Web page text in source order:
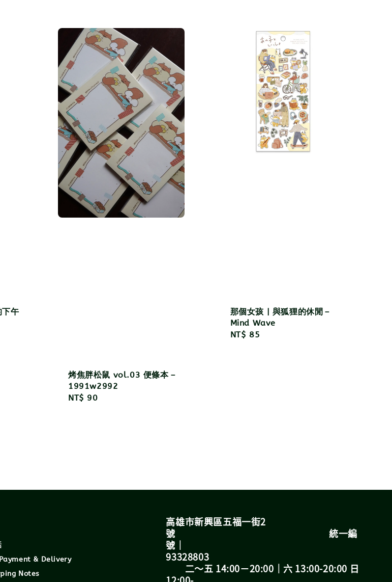
下午
烤焦胖松鼠 vol.03 便條本－
1991w2992
Regular
NT$ 90
那個女孩 | 與狐狸的休閒－
Mind Wave
Regular
NT$ 85
& Delivery
Notes
高雄市新興區五福一街2
號 統一編
號｜
93328803
二～五 14:00－20:00｜六 13:00-20:00 日